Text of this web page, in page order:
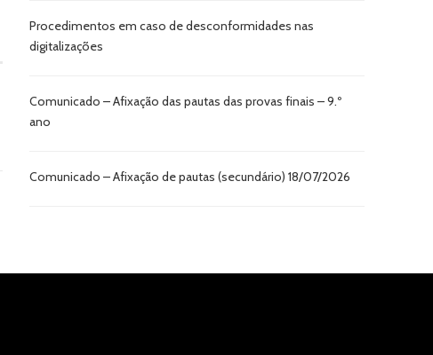
Procedimentos em caso de desconformidades nas
digitalizações
Comunicado – Afixação das pautas das provas finais – 9.º
ano
Comunicado – Afixação de pautas (secundário) 18/07/2026